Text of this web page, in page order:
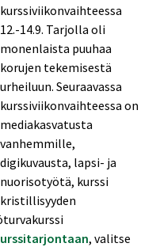
kurssiviikonvaihteessa
12.-14.9. Tarjolla oli
monenlaista puuhaa
korujen tekemisestä
urheiluun. Seuraavassa
kurssiviikonvaihteessa on
mediakasvatusta
vanhemmille,
digikuvausta, lapsi- ja
nuorisotyötä, kurssi
kristillisyyden
, valitse